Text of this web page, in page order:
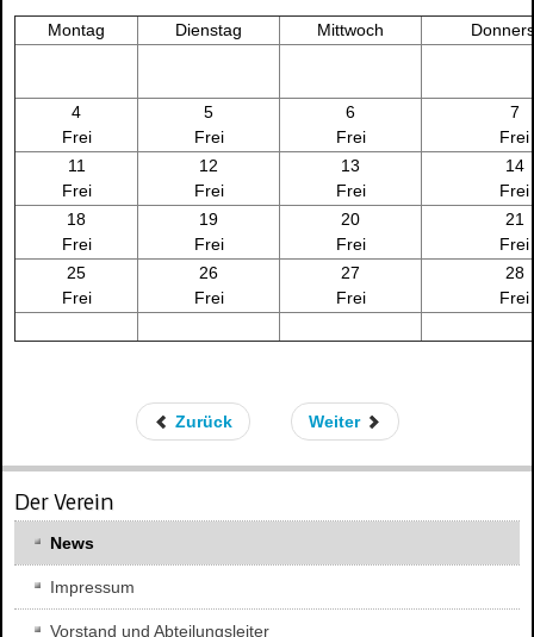
Montag Dienstag Mittwoch
4
Frei
5
Frei
6
Frei
7
Frei
11
Frei
12
Frei
13
Frei
14
Frei
18
Frei
19
Frei
20
Frei
21
Frei
25
Frei
26
Frei
27
Frei
28
Frei
Zurück Weiter
Der Verein
News
Impressum
Vorstand und Abteilungsleiter